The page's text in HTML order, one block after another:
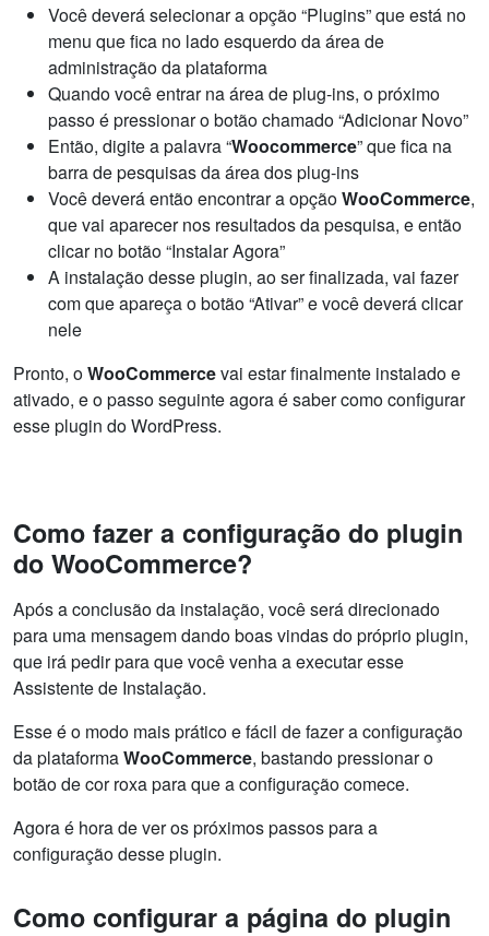
Você deverá selecionar a opção “Plugins” que está no
menu que fica no lado esquerdo da área de
administração da plataforma
Quando você entrar na área de plug-ins, o próximo
passo é pressionar o botão chamado “Adicionar Novo”
Então, digite a palavra “Woocommerce” que fica na
barra de pesquisas da área dos plug-ins
Você deverá então encontrar a opçãoWooCommerce,
que vai aparecer nos resultados da pesquisa, e então
clicar no botão “Instalar Agora”
A instalação desse plugin, ao ser finalizada, vai fazer
com que apareça o botão “Ativar” e você deverá clicar
nele
Pronto, oWooCommercevai estar finalmente instalado e
ativado, e o passo seguinte agora é saber como configurar
esse plugin do WordPress.
Como fazer a configuração do plugin
do WooCommerce?
Após a conclusão da instalação, você será direcionado
para uma mensagem dando boas vindas do próprio plugin,
que irá pedir para que você venha a executar esse
Assistente de Instalação.
Esse é o modo mais prático e fácil de fazer a configuração
da plataformaWooCommerce, bastando pressionar o
botão de cor roxa para que a configuração comece.
Agora é hora de ver os próximos passos para a
configuração desse plugin.
Como configurar a página do plugin